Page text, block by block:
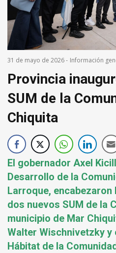
31 de mayo de 2026- Información
Provincia
SUM de la
Chiquita
El gobernador Axel
Desarrollo de la
Larroque, encabezaron
dos nuevos SUM de la
municipio de Mar
Walter Wischnivetzky
Hábitat de la